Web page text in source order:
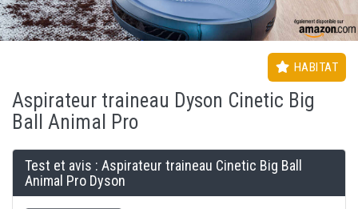
HABITAT
Aspirateur traineau Dyson Cinetic Big
Ball Animal Pro
Test et avis : Aspirateur traineau Cinetic Big Ball
Animal Pro Dyson